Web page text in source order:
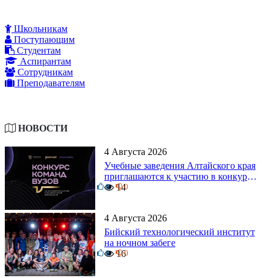
Школьникам
Поступающим
Студентам
Аспирантам
Сотрудникам
Преподавателям
НОВОСТИ
4 Августа 2026
Учебные заведения Алтайского края
приглашаются к участию в конкурсе
команд вузов
0 0
14
4 Августа 2026
Бийский технологический институт
на ночном забеге
0 0
16